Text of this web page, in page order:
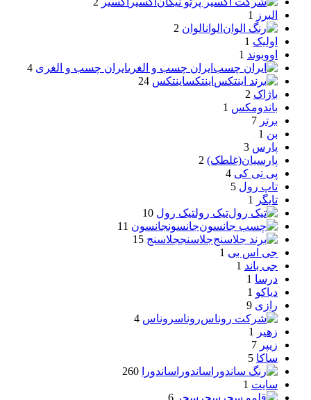
البرز
1
الوانالوان 2
اولیک 1
اووبوند 1
ایران چسب و الغریایران چسب و الغری 4
اینتکساینتکس 24
باژاک 2
باندومکس 1
برتر 7
بن 1
پارس 3
پارسیان(غلطک) 2
پی تی کی 4
تاپ رول 5
تایگر
1
تیک رولتیک رول 10
جانسونجانسون 11
جلاسنججلاسنج 15
جی اس بی 1
جی باند 1
درسا 1
دیاکو 1
رازی 9
روناسروناس 4
زهیر
1
زیپر 7
ساکا 5
ساندورا ساندورا
260
سایت 1